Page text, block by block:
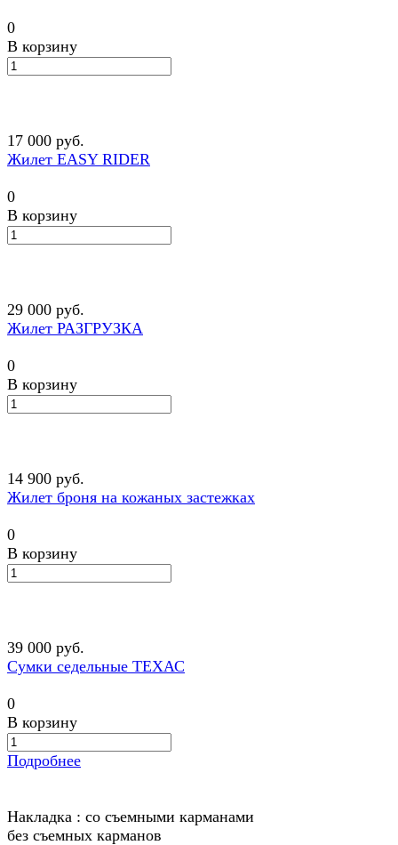
0
В корзину
17 000 руб.
Жилет EASY RIDER
0
В корзину
29 000 руб.
Жилет РАЗГРУЗКА
0
В корзину
14 900 руб.
Жилет броня на кожаных застежках
0
В корзину
39 000 руб.
Сумки седельные ТЕХАС
0
В корзину
Подробнее
Накладка : со съемными карманами
без съемных карманов